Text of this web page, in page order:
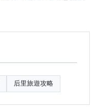
后里旅遊攻略